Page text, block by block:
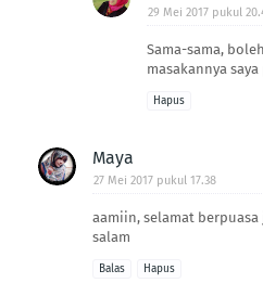
29 Mei 2017 pukul
Sama-sama,
masakannya
Hapus
Maya
27 Mei 2017 pukul 17.38
aamiin, selamat
salam
Balas Hapus